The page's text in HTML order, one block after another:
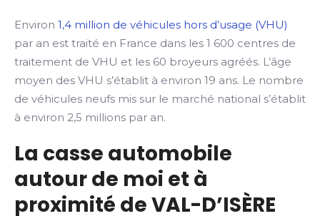
Environ 1,4 million de véhicules hors d’usage (VHU)
par an est traité en France dans les 1 600 centres de
traitement de VHU et les 60 broyeurs agréés. L’âge
moyen des VHU s’établit à environ 19 ans. Le nombre
de véhicules neufs mis sur le marché national s’établit
à environ 2,5 millions par an.
La casse automobile
autour de moi et à
proximité de VAL-D’ISÈRE